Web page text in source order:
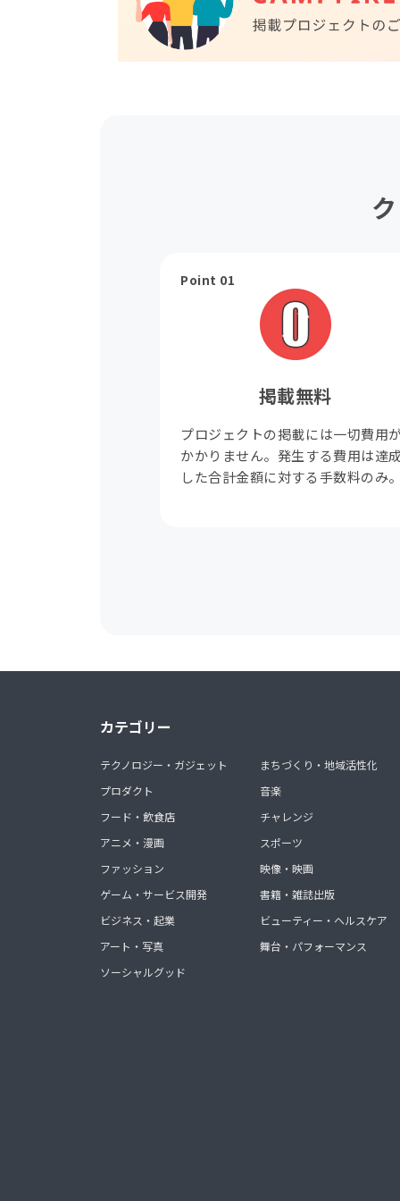
Point 01
掲載無料
プロジェクトの掲載には一切費用
かかりません。発生する費用は達
した合計金額に対する手数料のみ
カテゴリー
テクノロジー・ガジェット
プロダクト
フード・飲食店
アニメ・漫画
ファッション
ゲーム・サービス開発
ビジネス・起業
アート・写真
ソーシャルグッド
まちづくり・地域活性化
音楽
チャレンジ
スポーツ
映像・映画
書籍・雑誌出版
ビューティー・ヘルスケア
舞台・パフォーマンス